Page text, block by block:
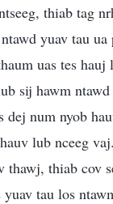
thiab tag
yuav tau ua
uas tes
sij hawm
dej num nyob
lub nceeg
thiab cov
tau los